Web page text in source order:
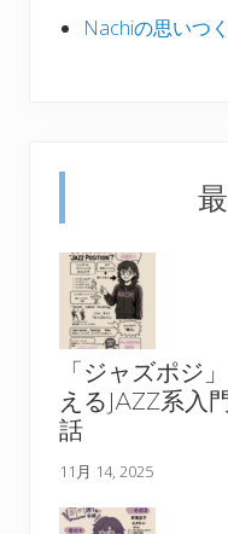
Nachiの思いつ
「ジャズポジ
えるJAZZ系入
話
11月 14, 2025